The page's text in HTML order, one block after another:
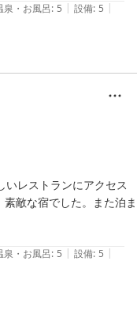
めのお店を教えてくれた
ックスを外に置いておけ
を入れるジップロックな
ラックスでき快適でし
泉・お風呂: 5 | 設備: 5 |
レストランにアクセス
敵な宿でした。また泊ま
泉・お風呂: 5 | 設備: 5 |